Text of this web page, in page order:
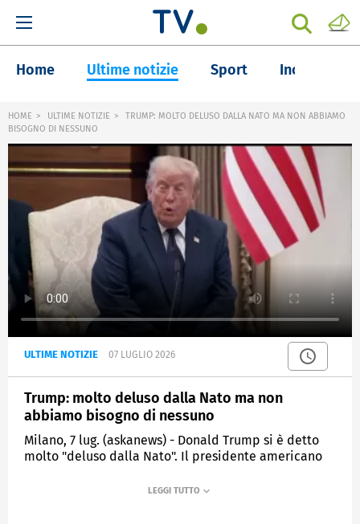
Home Ultime notizie Sport Inchieste
HOME ULTIME NOTIZIE
TRUMP: MOLTO DELUSO DALLA NATO MA NON ABBIAMO
BISOGNO DI NESSUNO
ULTIME NOTIZIE 07 LUGLIO 2026
Trump: molto deluso dalla Nato ma non
abbiamo bisogno di nessuno
Milano, 7 lug. (askanews) - Donald Trump si è detto
molto "deluso dalla Nato". Il presidente americano
dell'Alleanza. "Non siamo stati trattati bene. Perché